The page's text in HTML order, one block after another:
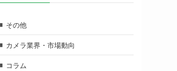
その他
カメラ業界・市場動向
コラム